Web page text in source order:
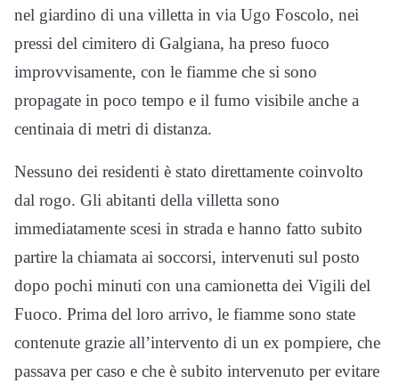
nel giardino di una villetta in via Ugo Foscolo, nei
pressi del cimitero di Galgiana, ha preso fuoco
improvvisamente, con le fiamme che si sono
propagate in poco tempo e il fumo visibile anche a
centinaia di metri di distanza.
Nessuno dei residenti è stato direttamente coinvolto
dal rogo. Gli abitanti della villetta sono
immediatamente scesi in strada e hanno fatto subito
partire la chiamata ai soccorsi, intervenuti sul posto
dopo pochi minuti con una camionetta dei Vigili del
Fuoco. Prima del loro arrivo, le fiamme sono state
contenute grazie all’intervento di un ex pompiere, che
passava per caso e che è subito intervenuto per evitare